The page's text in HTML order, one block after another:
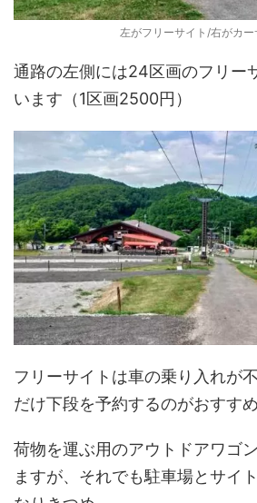
左がフリーサイト/右がカー
通路の左側には24区画のフリー
います（1区画2500円）
フリーサイトは車の乗り入れが
だけ下段を予約するのがおすすめ
荷物を運ぶ用のアウトドアワゴ
ますが、それでも駐車場とサイ